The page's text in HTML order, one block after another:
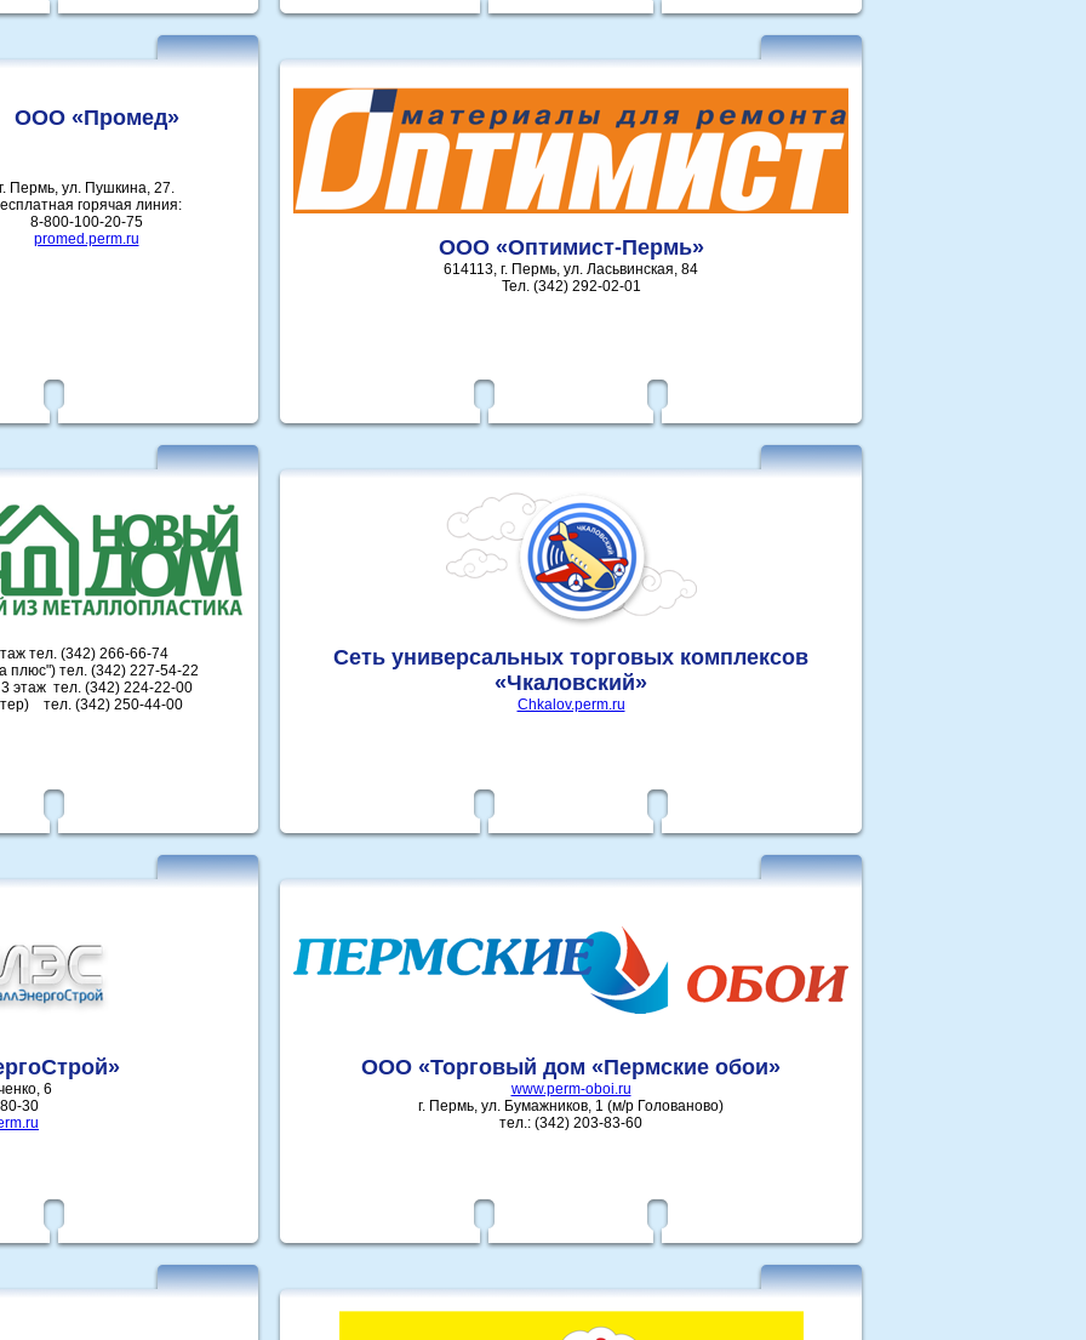
ООО «Промед»
Пермь, ул. Пушкина, 27.
горячая линия:
8-800-100-20-75
promed.perm.ru
ООО «Оптимист-Пермь»
614113, г. Пермь, ул. Ласьвинская, 84
Тел. (342) 292-02-01
тел. (342) 266-66-74
плюс") тел. (342) 227-54-22
этаж тел. (342) 224-22-00
тел. (342) 250-44-00
Сеть универсальных торговых комплексов
«Чкаловский»
Chkalov.perm.ru
6
30
ООО «Торговый дом «Пермские обои»
www.perm-oboi.ru
г. Пермь, ул. Бумажников, 1 (м/р Голованово)
тел.: (342) 203-83-60